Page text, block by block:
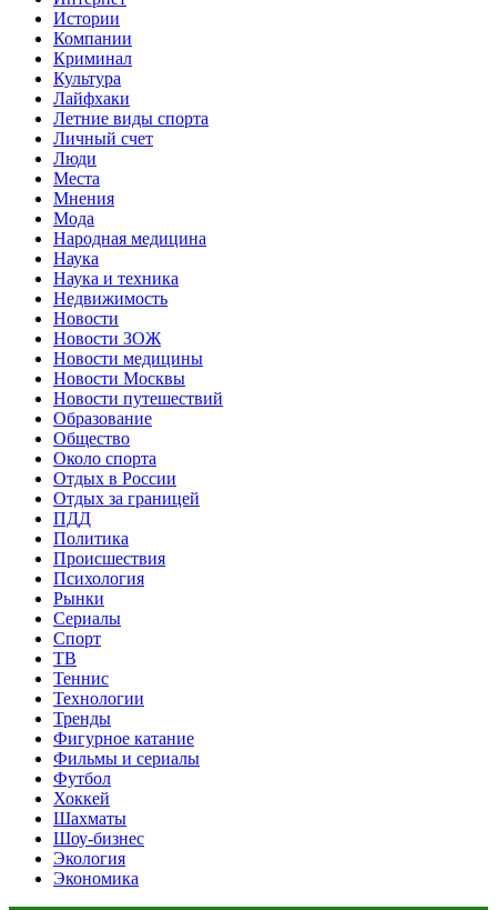
Истории
Компании
Криминал
Культура
Лайфхаки
Летние виды спорта
Личный счет
Люди
Места
Мнения
Мода
Народная медицина
Наука
Наука и техника
Недвижимость
Новости
Новости ЗОЖ
Новости медицины
Новости Москвы
Новости путешествий
Образование
Общество
Около спорта
Отдых в России
Отдых за границей
ПДД
Политика
Происшествия
Психология
Рынки
Сериалы
Спорт
ТВ
Теннис
Технологии
Тренды
Фигурное катание
Фильмы и сериалы
Футбол
Хоккей
Шахматы
Шоу-бизнес
Экология
Экономика